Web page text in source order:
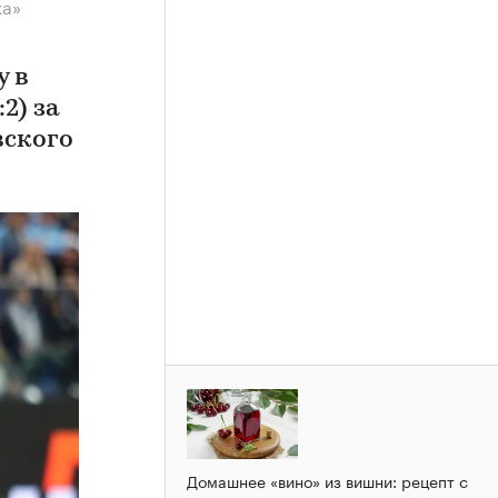
в
за
Домашнее «вино» из вишни: рецепт с